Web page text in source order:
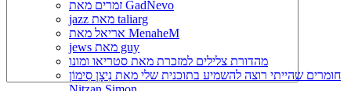
זמרים מאת GadNevo
jazz מאת taliarg
אריאל מאת MenaheM
jews מאת guy
מהדורת צלילים למזכרת מאת סטריאו ומונו
חומרים שהייתי רוצה להשמיע בתוכנית שלי מאת נִיצָן סִימוֹן